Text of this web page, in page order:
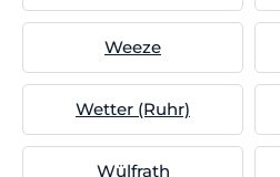
Weeze
Wetter (Ruhr)
Wülfrath